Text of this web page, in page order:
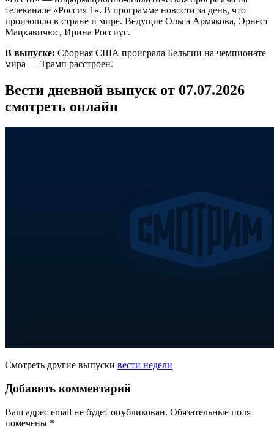
телеканале «Россия 1». В программе новости за день, что
произошло в стране и мире. Ведущие Ольга Армякова, Эрнест
Мацкявичюс, Ирина Россиус.
В выпуске: Сборная США проиграла Бельгии на чемпионате
мира — Трамп расстроен.
Вести дневной выпуск от 07.07.2026
смотреть онлайн
Смотреть другие выпуски вести недели
Добавить комментарий
Ваш адрес email не будет опубликован. Обязательные поля
помечены *